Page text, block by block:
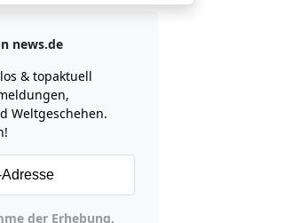
news.de
& topaktuell
Weltgeschehen.